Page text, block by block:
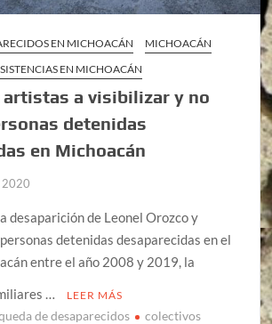
EN MICHOACÁN
MICHOACÁN
EN MICHOACÁN
artistas a visibilizar y no
detenidas
en Michoacán
2020
desaparición de Leonel Orozco y
detenidas desaparecidas en el
entre el año 2008 y 2019, la
…
LEER MÁS
de desaparecidos
colectivos